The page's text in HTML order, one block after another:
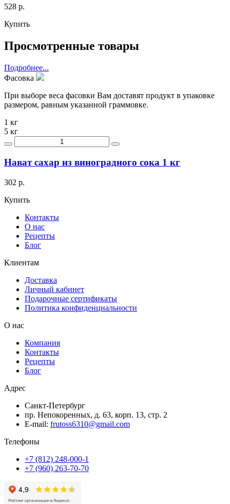
528 р.
Купить
Просмотренные товары
Подробнее...
Фасовка
При выборе веса фасовки Вам доставят продукт в упаковке
размером, равным указанной граммовке.
1 кг
5 кг
Нават сахар из виноградного сока 1 кг
302 р.
Купить
Контакты
О нас
Рецепты
Блог
Клиентам
Доставка
Личный кабинет
Подарочные сертификаты
Политика конфиденциальности
О нас
Компания
Контакты
Рецепты
Блог
Адрес
Санкт-Петербург
пр. Непокоренных, д. 63, корп. 13, стр. 2
E-mail: frutoss6310@gmail.com
Телефоны
+7 (812) 248-000-1
+7 (960) 263-70-70